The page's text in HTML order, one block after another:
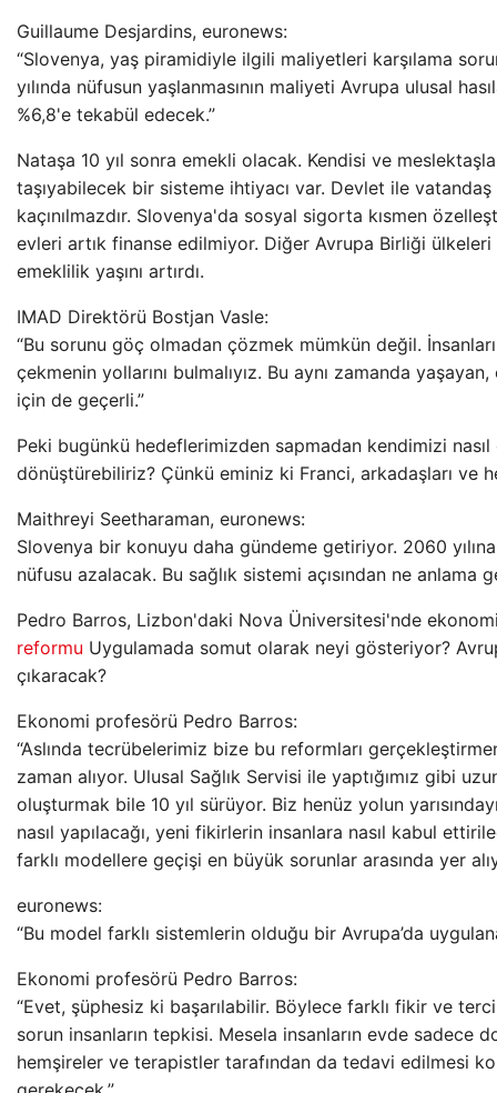
Guillaume Desjardins, euronews:
“Slovenya, yaş piramidiyle ilgili maliyetleri karşılama
yılında nüfusun yaşlanmasının maliyeti Avrupa ulusal
%6,8'e tekabül edecek.”
Nataşa 10 yıl sonra emekli olacak. Kendisi ve
taşıyabilecek bir sisteme ihtiyacı var. Devlet ile vatandaş
kaçınılmazdır. Slovenya'da sosyal sigorta kısmen
evleri artık finanse edilmiyor. Diğer Avrupa Birliği
emeklilik yaşını artırdı.
IMAD Direktörü Bostjan Vasle:
“Bu sorunu göç olmadan çözmek mümkün değil.
çekmenin yollarını bulmalıyız. Bu aynı zamanda
için de geçerli.”
Peki bugünkü hedeflerimizden sapmadan kendimizi
dönüştürebiliriz? Çünkü eminiz ki Franci, arkadaşları ve
Maithreyi Seetharaman, euronews:
Slovenya bir konuyu daha gündeme getiriyor. 2060
nüfusu azalacak. Bu sağlık sistemi açısından ne anlama
Pedro Barros, Lizbon'daki Nova Üniversitesi'nde
reformu Uygulamada somut olarak neyi gösteriyor?
çıkaracak?
Ekonomi profesörü Pedro Barros:
“Aslında tecrübelerimiz bize bu reformları
zaman alıyor. Ulusal Sağlık Servisi ile yaptığımız gibi
oluşturmak bile 10 yıl sürüyor. Biz henüz yolun
nasıl yapılacağı, yeni fikirlerin insanlara nasıl kabul
farklı modellere geçişi en büyük sorunlar arasında yer
euronews:
“Bu model farklı sistemlerin olduğu bir Avrupa’da
Ekonomi profesörü Pedro Barros:
“Evet, şüphesiz ki başarılabilir. Böylece farklı fikir ve
sorun insanların tepkisi. Mesela insanların evde sadece
hemşireler ve terapistler tarafından da tedavi edilmesi